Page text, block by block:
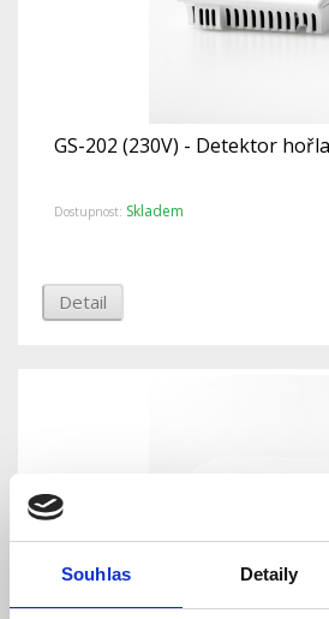
Souhlas Detaily
GS-202 (230V) - Detektor
Dostupnost: Skladem
Detail